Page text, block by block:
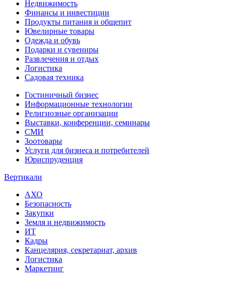
Недвижимость
Финансы и инвестиции
Продукты питания и общепит
Ювелирные товары
Одежда и обувь
Подарки и сувениры
Развлечения и отдых
Логистика
Садовая техника
Гостиничный бизнес
Информационные технологии
Религиозные организации
Выставки, конференции, семинары
СМИ
Зоотовары
Услуги для бизнеса и потребителей
Юриспруденция
Вертикали
АХО
Безопасность
Закупки
Земля и недвижимость
ИТ
Кадры
Канцелярия, секретариат, архив
Логистика
Маркетинг